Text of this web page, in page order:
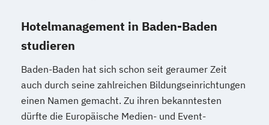
Hotelmanagement in Baden-Baden
studieren
Baden-Baden hat sich schon seit geraumer Zeit
auch durch seine zahlreichen Bildungseinrichtungen
einen Namen gemacht. Zu ihren bekanntesten
dürfte die Europäische Medien- und Event-